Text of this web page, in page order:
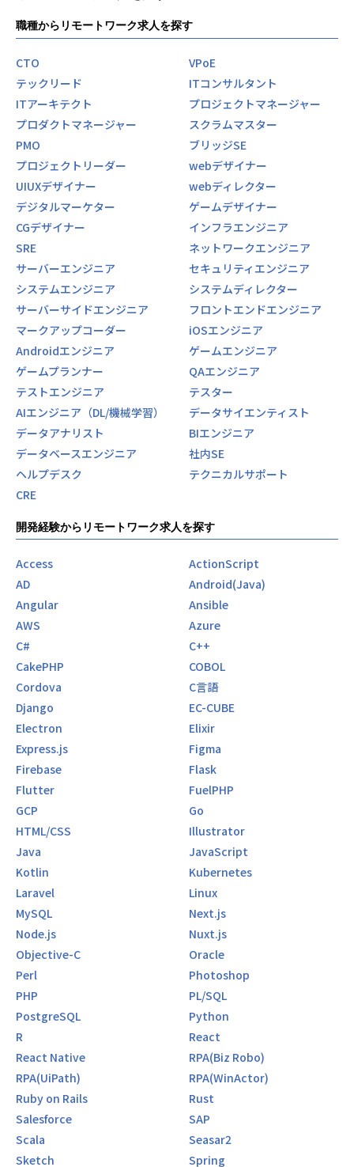
職種からリモートワーク求人を探す
CTO
VPoE
テックリード
ITコンサルタント
ITアーキテクト
プロジェクトマネージャー
プロダクトマネージャー
スクラムマスター
PMO
ブリッジSE
プロジェクトリーダー
webデザイナー
UIUXデザイナー
webディレクター
デジタルマーケター
ゲームデザイナー
CGデザイナー
インフラエンジニア
SRE
ネットワークエンジニア
サーバーエンジニア
セキュリティエンジニア
システムエンジニア
システムディレクター
サーバーサイドエンジニア
フロントエンドエンジニア
マークアップコーダー
iOSエンジニア
Androidエンジニア
ゲームエンジニア
ゲームプランナー
QAエンジニア
テストエンジニア
テスター
AIエンジニア（DL/機械学習）
データサイエンティスト
データアナリスト
BIエンジニア
データベースエンジニア
社内SE
ヘルプデスク
テクニカルサポート
CRE
開発経験からリモートワーク求人を探す
Access
ActionScript
AD
Android(Java)
Angular
Ansible
AWS
Azure
C#
C++
CakePHP
COBOL
Cordova
C言語
Django
EC-CUBE
Electron
Elixir
Express.js
Figma
Firebase
Flask
Flutter
FuelPHP
GCP
Go
HTML/CSS
Illustrator
Java
JavaScript
Kotlin
Kubernetes
Laravel
Linux
MySQL
Next.js
Node.js
Nuxt.js
Objective-C
Oracle
Perl
Photoshop
PHP
PL/SQL
PostgreSQL
Python
R
React
React Native
RPA(Biz Robo)
RPA(UiPath)
RPA(WinActor)
Ruby on Rails
Rust
Salesforce
SAP
Scala
Seasar2
Sketch
Spring